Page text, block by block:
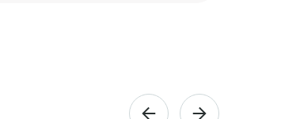
Большая вмятина с царапиной
(размером с локоть)